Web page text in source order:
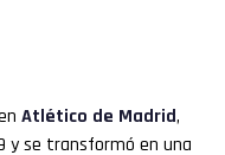
Atlético de Madrid,
y se transformó en una